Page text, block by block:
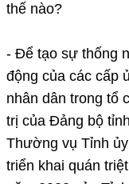
thế nào?
- Để tạo sự thống
động của các cấp
nhân dân trong tổ
trị của Đảng bộ
Thường vụ Tỉnh
triển khai quán